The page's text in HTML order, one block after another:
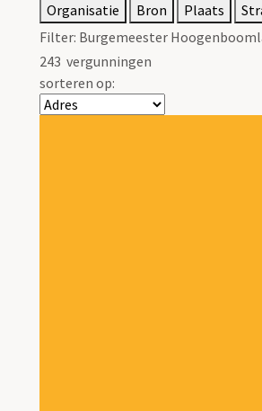
Organisatie
Bron Plaats
Filter: Burgemeester
243 vergunningen
sorteren op: